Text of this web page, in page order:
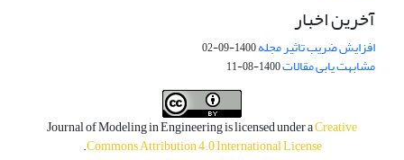
آخرین اخبار
افزایش ضریب تاثیر مجله1400-09-02
مشابهت یابی مقالات1400-08-11
Journal of Modeling in Engineering is licensed under aCreative
Commons Attribution 4.0 International License
.